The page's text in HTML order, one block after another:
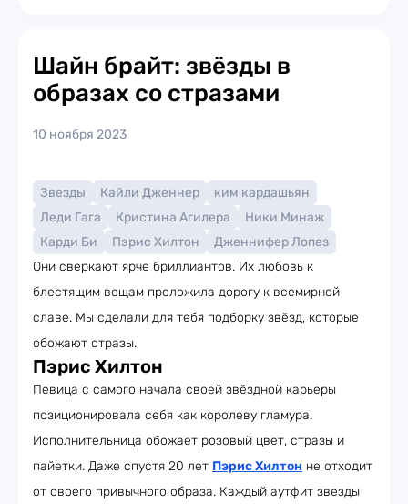
Шайн брайт: звёзды в
образах со стразами
10 ноября 2023
Звезды Кайли Дженнер
ким кардашьян
Леди Гага
Кристина Агилера
Ники Минаж
Карди Би
Пэрис Хилтон
Дженнифер Лопез
Они сверкают ярче бриллиантов. Их любовь к
блестящим вещам проложила дорогу к всемирной
славе. Мы сделали для тебя подборку звёзд, которые
обожают стразы.
Пэрис Хилтон
Певица с самого начала своей звёздной карьеры
позиционировала себя как королеву гламура.
Исполнительница обожает розовый цвет, стразы и
пайетки. Даже спустя 20 лет Пэрис Хилтон не отходит
от своего привычного образа. Каждый аутфит звезды